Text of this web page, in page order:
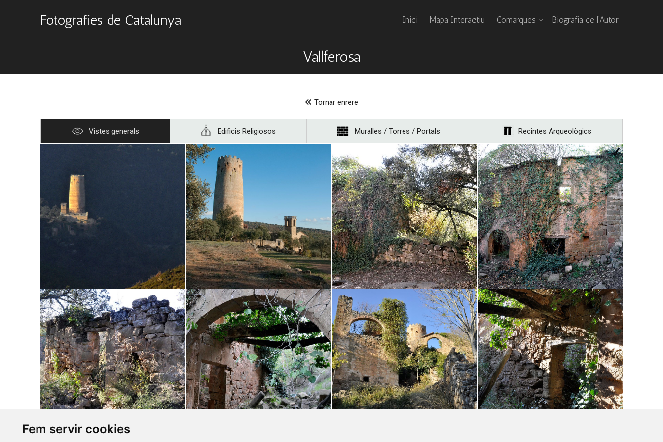
Fem servir cookies
Fotografies de Catalunya Inici Mapa Interactiu Comarques Biografia de l’Autor
Vallferosa
Tornar enrere
Vistes generals Edificis Religiosos Muralles / Torres / Portals Recintes Arqueològics